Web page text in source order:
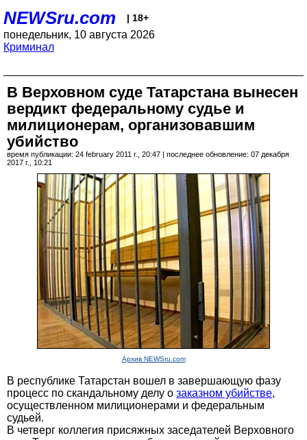
NEWSru.com | 18+
понедельник, 10 августа 2026
Криминал
В Верховном суде Татарстана вынесен
вердикт федеральному судье и
милиционерам, организовавшим
убийство
время публикации: 24 february 2011 г., 20:47 | последнее обновление: 07 декабря
2017 г., 10:21
Архив NEWSru.com
В республике Татарстан вошел в завершающую фазу
процесс по скандальному делу о заказном убийстве,
осуществленном милиционерами и федеральным
судьей.
В четверг коллегия присяжных заседателей Верховного